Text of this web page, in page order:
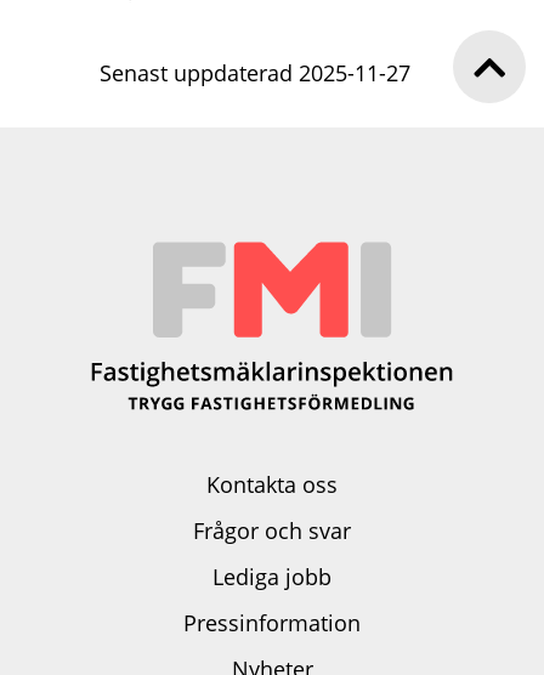
Senast uppdaterad 2025-11-27
Kontakta oss
Frågor och svar
Lediga jobb
Pressinformation
Nyheter